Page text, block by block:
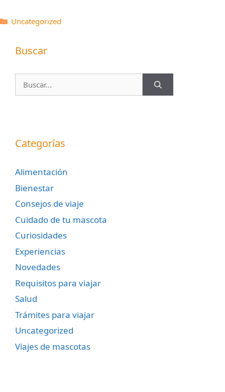
Categorías
Uncategorized
Buscar
Categorías
Alimentación
Bienestar
Consejos de viaje
Cuidado de tu mascota
Curiosidades
Experiencias
Novedades
Requisitos para viajar
Salud
Trámites para viajar
Uncategorized
Viajes de mascotas